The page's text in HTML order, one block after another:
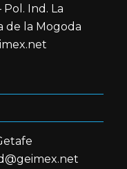
Pol. Ind. La
de la Mogoda